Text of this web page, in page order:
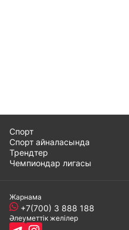
Спорт
Спорт айналасында
Трендтер
Чемпиондар лигасы
Жарнама
+7(700) 3 888 188
Әлеуметтік желілер